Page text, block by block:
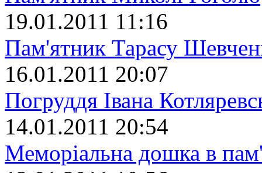
19.01.2011 11:16
Пам'ятник Тарасу
16.01.2011 20:07
Погруддя Івана
14.01.2011 20:54
Меморіальна дошка в